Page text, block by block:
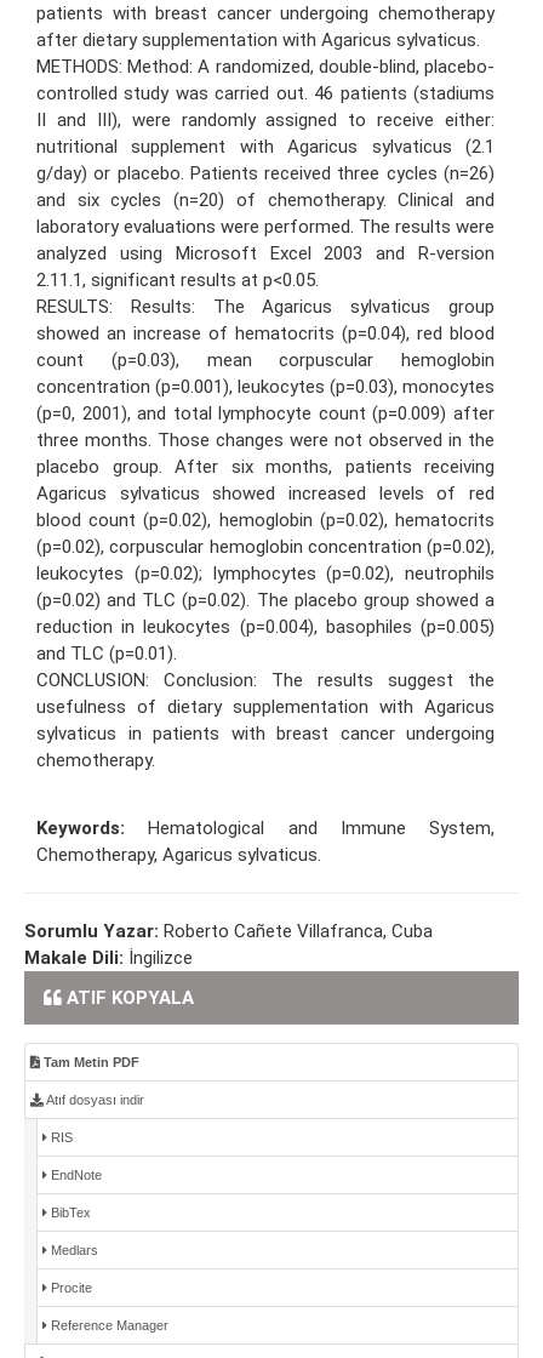
patients with breast cancer undergoing chemotherapy
after dietary supplementation with Agaricus sylvaticus.
METHODS: Method: A randomized, double-blind, placebo-
controlled study was carried out. 46 patients (stadiums
II and III), were randomly assigned to receive either:
nutritional supplement with Agaricus sylvaticus (2.1
g/day) or placebo. Patients received three cycles (n=26)
and six cycles (n=20) of chemotherapy. Clinical and
laboratory evaluations were performed. The results were
analyzed using Microsoft Excel 2003 and R-version
2.11.1, significant results at p<0.05.
RESULTS: Results: The Agaricus sylvaticus group
showed an increase of hematocrits (p=0.04), red blood
count (p=0.03), mean corpuscular hemoglobin
concentration (p=0.001), leukocytes (p=0.03), monocytes
(p=0, 2001), and total lymphocyte count (p=0.009) after
three months. Those changes were not observed in the
placebo group. After six months, patients receiving
Agaricus sylvaticus showed increased levels of red
blood count (p=0.02), hemoglobin (p=0.02), hematocrits
(p=0.02), corpuscular hemoglobin concentration (p=0.02),
leukocytes (p=0.02); lymphocytes (p=0.02), neutrophils
(p=0.02) and TLC (p=0.02). The placebo group showed a
reduction in leukocytes (p=0.004), basophiles (p=0.005)
and TLC (p=0.01).
CONCLUSION: Conclusion: The results suggest the
usefulness of dietary supplementation with Agaricus
sylvaticus in patients with breast cancer undergoing
chemotherapy.
Keywords: Hematological and Immune System,
Chemotherapy, Agaricus sylvaticus.
Sorumlu Yazar: Roberto Cañete Villafranca, Cuba
Makale Dili: İngilizce
ATIF KOPYALA
Tam Metin PDF
Atıf dosyası indir
RIS
EndNote
BibTex
Medlars
Procite
Reference Manager